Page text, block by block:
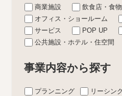
商業施設
飲食店・食
オフィス・ショールーム
サービス
POP UP
公共施設・ホテル・住空間
事業内容から探す
プランニング リーシン